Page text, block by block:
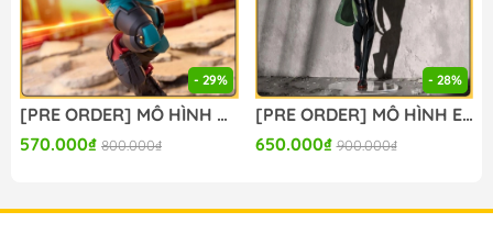
#mo_hinh_anime #anime_figure #figure
#mo_hinh_chinh_hang #mo_hinh_figure
#figure_chinh_hang #mo_hinh_tinh #nendoroid
#gameprize #scalefigure
----
- 29%
[PRE ORDER] MÔ HÌNH Boku no Hero Academia The Movie: You're Next - Midoriya Izuku (FuRyu) FIGURE CHÍNH HÃNG
570.000₫ 800.000₫
- 28%
[PRE ORDER] MÔ HÌNH Evangelion Shin Gekijouban - Ayanami Rei (Tentative Name) - Figurizm Alpha - Plugsuit Ver. (Sega Fave) FIGURE CHÍNH HÃNG
650.000₫ 900.000₫